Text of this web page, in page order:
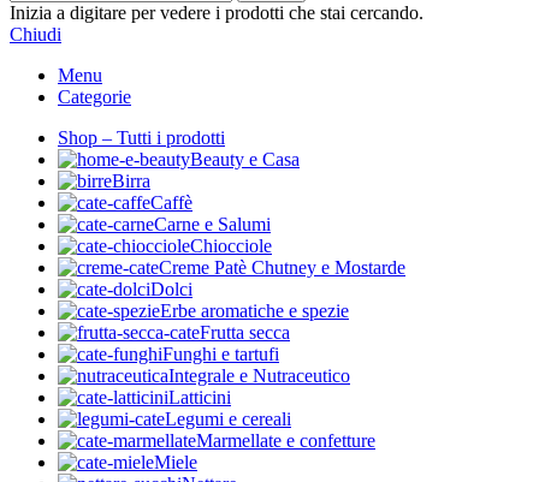
Inizia a digitare per vedere i prodotti che stai cercando.
Chiudi
Menu
Categorie
Shop – Tutti i prodotti
Beauty e Casa
Birra
Caffè
Carne e Salumi
Chiocciole
Creme Patè Chutney e Mostarde
Dolci
Erbe aromatiche e spezie
Frutta secca
Funghi e tartufi
Integrale e Nutraceutico
Latticini
Legumi e cereali
Marmellate e confetture
Miele